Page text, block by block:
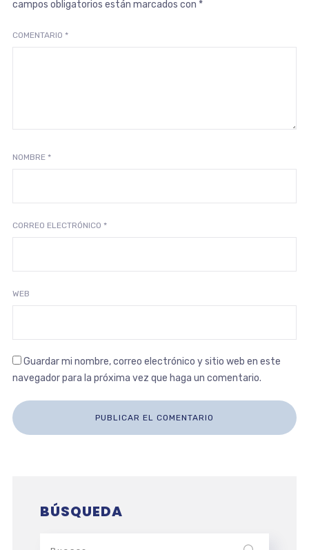
campos obligatorios están marcados con *
COMENTARIO *
NOMBRE *
CORREO ELECTRÓNICO *
WEB
Guardar mi nombre, correo electrónico y sitio web en este
navegador para la próxima vez que haga un comentario.
BÚSQUEDA